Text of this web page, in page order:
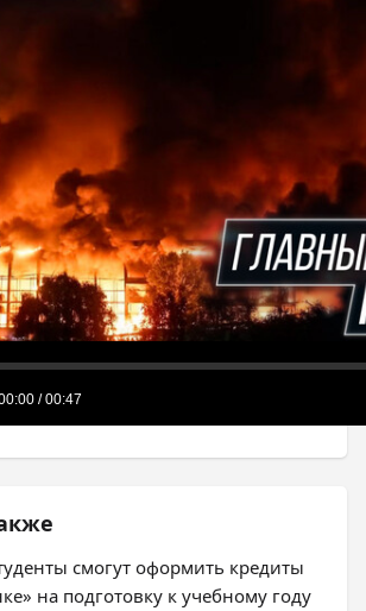
смогут оформить кредиты
на подготовку к учебному году